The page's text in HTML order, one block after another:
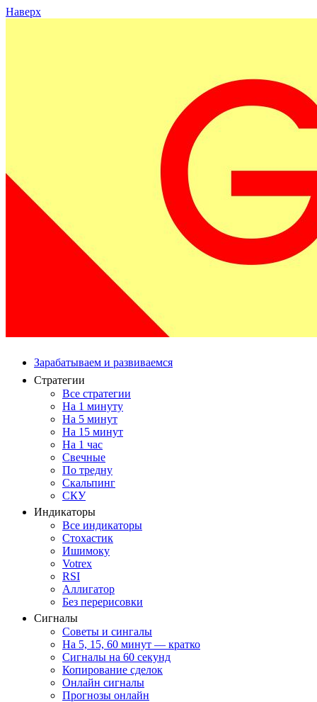
Наверх
Зарабатываем и развиваемся
Стратегии
Все стратегии
На 1 минуту
На 5 минут
На 15 минут
На 1 час
Свечные
По тредну
Скальпинг
СКУ
Индикаторы
Все индикаторы
Стохастик
Ишимоку
Votrex
RSI
Аллигатор
Без перерисовки
Сигналы
Советы и сингалы
На 5, 15, 60 минут — кратко
Сигналы на 60 секунд
Копирование сделок
Онлайн сигналы
Прогнозы онлайн